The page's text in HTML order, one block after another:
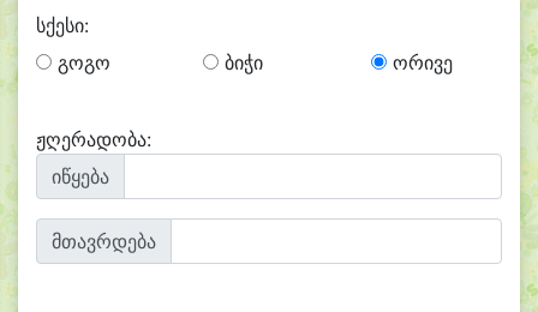
სქესი:
გოგო
ბიჭი ორივე
ჟღერადობა:
იწყება
მთავრდება